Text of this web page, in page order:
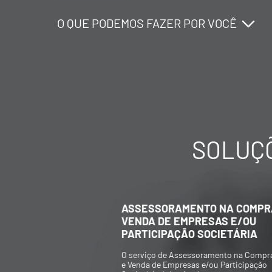
O QUE PODEMOS FAZER POR VOCÊ
O QUE PODEMOS FAZER POR VOCÊ
O QUE PODEMOS FAZER POR VOCÊ
ASSESSORAMENTO NA COMPRA E
VENDA DE EMPRESAS E/OU
PARTICIPAÇÃO SOCIETÁRIA
O serviço de Assessoramento na Compra
e Venda de Empresas e/ou Participação